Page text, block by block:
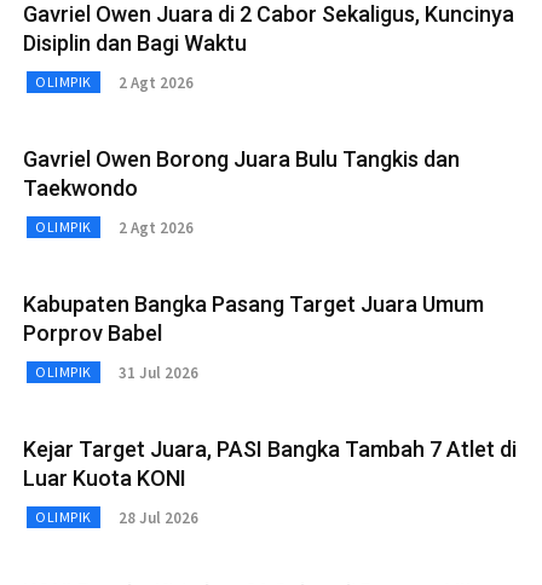
Gavriel Owen Juara di 2 Cabor Sekaligus, Kuncinya
Disiplin dan Bagi Waktu
OLIMPIK 2 Agt 2026
Gavriel Owen Borong Juara Bulu Tangkis dan
Taekwondo
OLIMPIK 2 Agt 2026
Kabupaten Bangka Pasang Target Juara Umum
Porprov Babel
OLIMPIK 31 Jul 2026
Kejar Target Juara, PASI Bangka Tambah 7 Atlet di
Luar Kuota KONI
OLIMPIK 28 Jul 2026